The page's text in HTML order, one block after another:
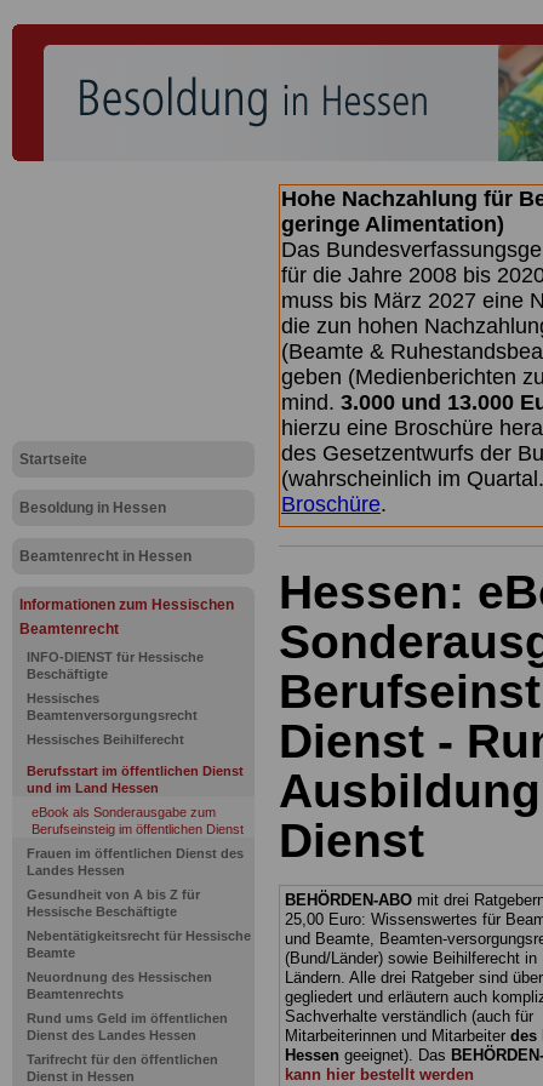
Startseite
Besoldung in Hessen
Beamtenrecht in Hessen
Informationen zum Hessischen
Beamtenrecht
INFO-DIENST für Hessische
Beschäftigte
Hessisches
Beamtenversorgungsrecht
Hessisches Beihilferecht
Berufsstart im öffentlichen Dienst
und im Land Hessen
eBook als Sonderausgabe zum
Berufseinsteig im öffentlichen Dienst
Frauen im öffentlichen Dienst des
Landes Hessen
Gesundheit von A bis Z für
Hessische Beschäftigte
Nebentätigkeitsrecht für Hessische
Beamte
Neuordnung des Hessischen
Beamtenrechts
Rund ums Geld im öffentlichen
Dienst des Landes Hessen
Tarifrecht für den öffentlichen
Dienst in Hessen
Hohe Nachzahlung für
geringe Alimentation)
Das
für die Jahre 2008 bis
muss bis März 2027 eine
die zun hohen
(Beamte &
geben (Medienberichten
mind. 3.000 und 13.000
hierzu eine Broschüre
des Gesetzentwurfs der
(wahrscheinlich im
Broschüre.
Hessen:
Dienst -
Dienst
BEHÖRDEN-ABO mit drei
25,00 Euro: Wissenswertes für
und Beamte, Beamten-
(Bund/Länder) sowie Beihilferecht in
Ländern. Alle drei Ratgeber sind
gegliedert und erläutern auch
Sachverhalte verständlich (auch für
Mitarbeiterinnen und Mitarbeiter des
Hessen geeignet). Das
kann hier bestellt werden